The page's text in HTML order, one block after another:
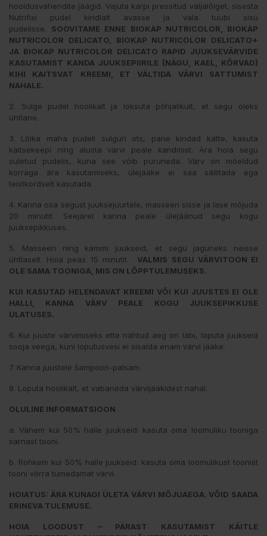
hooldusvahendite jäägid. Vajuta karpi pressitud väljalõiget, sisesta
Nutrifixi pudel kindlalt avasse ja vala tuubi sisu
pudelisse. SOOVITAME ENNE BIOKAP NUTRICOLOR, BIOKAP
NUTRICOLOR DELICATO, BIOKAP NUTRICOLOR DELICATO+
JA BIOKAP NUTRICOLOR DELICATO RAPID JUUKSEVÄRVIDE
KASUTAMIST KANDA JUUKSEPIIRILE (NÄGU, KAEL, KÕRVAD)
KIHI KAITSVAT KREEMI, ET VÄLTIDA VÄRVI SATTUMIST
NAHALE.
2. Sulge pudel hoolikalt ja loksuta põhjalikult, et segu oleks
ühtlane.
3. Lõika maha pudeli sulguri ots, pane kindad kätte, kasuta
kaitsekeepi ning alusta värvi peale kandmist. Ära hoia segu
suletud pudelis, kuna see võib puruneda. Värv on mõeldud
korraga ära kasutamiseks, ülejääke ei saa säilitada ega
teistkordselt kasutada.
4. Kanna osa segust juuksejuurtele, masseeri sisse ja lase mõjuda
20 minutit. Seejärel kanna peale ülejäänud segu kogu
juuksepikkuses.
5. Masseeri ning kammi juukseid, et segu jaguneks neisse
ühtlaselt. Hoia peas 15 minutit. VALMIS SEGU VÄRVITOON EI
OLE SAMA TOONIGA, MIS ON LÕPPTULEMUSEKS.
KUI KASUTAD HELENDAVAT KREEMI VÕI KUI JUUSTES EI OLE
HALLI, KANNA VÄRV PEALE KOGU JUUKSEPIKKUSE
ULATUSES.
6. Kui juuste värvimiseks ette nähtud aeg on läbi, loputa juukseid
sooja veega, kuni loputusvesi ei sisalda enam värvi jääke.
7. Kanna juustele šampoon-palsam.
8. Loputa hoolikalt, et vabaneda värvijääkidest nahal.
OLULINE INFORMATSIOON
a. Vähem kui 50% halle juukseid: kasuta oma loomuliku tooniga
sarnast tooni.
b. Rohkem kui 50% halle juukseid: kasuta oma loomulikust toonist
tooni võrra tumedamat värvi.
HOIATUS: ÄRA KUNAGI ÜLETA VÄRVI MÕJUAEGA. VÕID SAADA
ERINEVA TULEMUSE.
HOIA LOODUST – PÄRAST KASUTAMIST KÄITLE